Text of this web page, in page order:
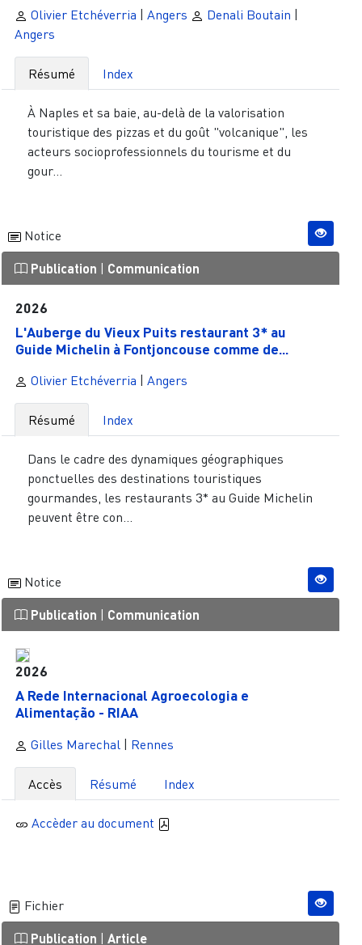
Olivier Etchéverria Angers Denali Boutain
Angers
Résumé Index
À Naples et sa baie, au-delà de la valorisation
touristique des pizzas et du goût "volcanique", les
acteurs socioprofessionnels du tourisme et du
gour...
Notice
Publication Communication
2026
L'Auberge du Vieux Puits restaurant 3* au
Guide Michelin à Fontjoncouse comme de...
Olivier Etchéverria Angers
Résumé Index
Dans le cadre des dynamiques géographiques
ponctuelles des destinations touristiques
gourmandes, les restaurants 3* au Guide Michelin
peuvent être con...
Notice
Publication Communication
2026
A Rede Internacional Agroecologia e
Alimentação - RIAA
Gilles Marechal | Rennes
Accès Résumé Index
Accèder au document
Fichier
Publication Article